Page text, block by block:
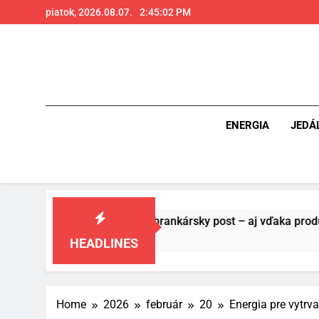
to
piatok, 2026.08.07. 2:45:04 PM
ENERGIA
HEADLINES
futbal a brankársky post – aj vďaka produktom z Temu
Home 2026 február 20 Energia pre